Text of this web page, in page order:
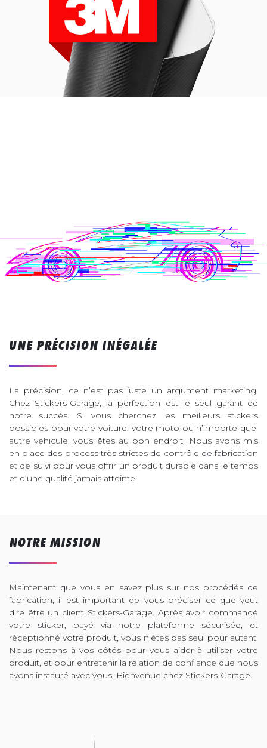
UNE PRÉCISION INÉGALÉE
La précision, ce n’est pas juste un argument marketing.
Chez Stickers-Garage, la perfection est le seul garant de
notre succès. Si vous cherchez les meilleurs stickers
possibles pour votre voiture, votre moto ou n’importe quel
autre véhicule, vous êtes au bon endroit. Nous avons mis
en place des process très strictes de contrôle de fabrication
et de suivi pour vous offrir un produit durable dans le temps
et d’une qualité jamais atteinte.
NOTRE MISSION
Maintenant que vous en savez plus sur nos procédés de
fabrication, il est important de vous préciser ce que veut
dire être un client Stickers-Garage. Après avoir commandé
votre sticker, payé via notre plateforme sécurisée, et
réceptionné votre produit, vous n’êtes pas seul pour autant.
Nous restons à vos côtés pour vous aider à utiliser votre
produit, et pour entretenir la relation de confiance que nous
avons instauré avec vous. Bienvenue chez Stickers-Garage.